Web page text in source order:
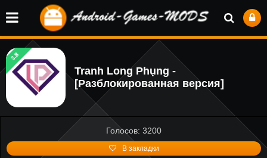
3.8
Tranh Long Phụng -
[Разблокированная версия]
Голосов: 3200
В закладки